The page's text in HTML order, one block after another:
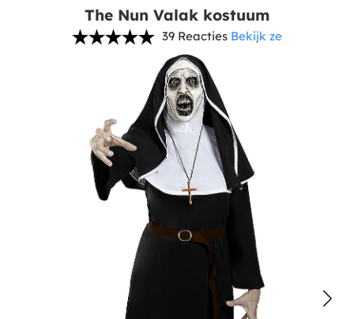
The Nun Valak kostuum
39 Reacties Bekijk ze